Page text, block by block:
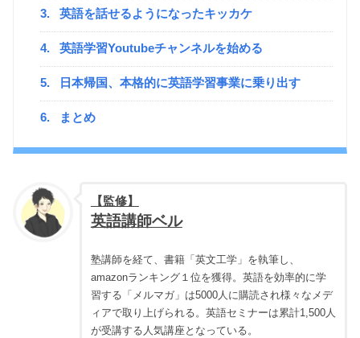
3. 英語を話せるようになったキッカケ
4. 英語学習Youtubeチャンネルを始める
5. 日本帰国、本格的に英語学習事業に乗り出す
6. まとめ
【監修】
英語講師ベル
塾講師を経て、書籍「英文工学」を執筆し、
amazonランキング１位を獲得。英語を効率的に学
習する「メルマガ」は5000人に購読され様々なメデ
ィアで取り上げられる。英語セミナーは累計1,500人
が受講する人気講座となっている。